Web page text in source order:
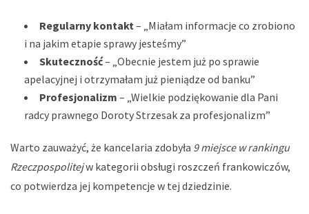
Regularny kontakt– „Miałam informacje co zrobiono
i na jakim etapie sprawy jesteśmy”
Skuteczność– „Obecnie jestem już po sprawie
apelacyjnej i otrzymałam już pieniądze od banku”
Profesjonalizm – „Wielkie podziękowanie dla Pani
radcy prawnego Doroty Strzesak za profesjonalizm”
Warto zauważyć, że kancelaria zdobyła 9 miejsce w rankingu
Rzeczpospolitejw kategorii obsługi roszczeń frankowiczów,
co potwierdza jej kompetencje w tej dziedzinie.